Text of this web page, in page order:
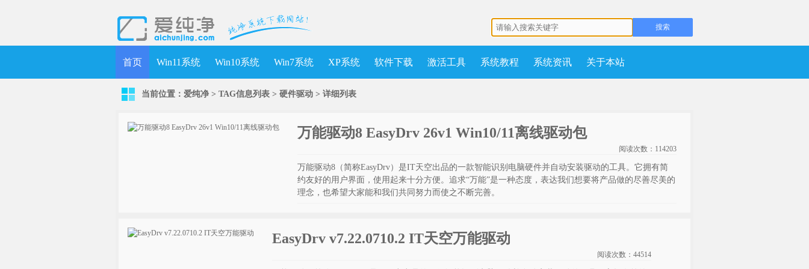
首页 Win11系统 Win10系统 Win7系统 XP系统 软件下载 激活工具 系统教程 系统资讯 关于本站
当前位置： 爱纯净 > TAG信息列表 > 硬件驱动 > 详细列表
万能驱动8 EasyDrv 26v1 Win10/11离线驱动包
阅读次数： 114203
万能驱动8（简称EasyDrv）是IT天空出品的一款智能识别电脑硬件并自动安装驱动的工具。它拥有简
约友好的用户界面，使用起来十分方便。追求“万能”是一种态度，表达我们想要将产品做的尽善尽美的
理念，也希望大家能和我们共同努力而使之不断完善。
EasyDrv v7.22.0710.2 IT天空万能驱动
阅读次数： 44514